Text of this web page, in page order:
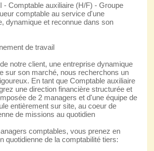
- Comptable auxiliaire (H/F) - Groupe
comptable au service d'une
dynamique et reconnue dans son
de travail
notre client, une entreprise dynamique
sur son marché, nous recherchons un
En tant que Comptable auxiliaire
une direction financière structurée et
de 2 managers et d'une équipe de
entièrement sur site, au coeur de
de missions au quotidien
comptables, vous prenez en
quotidienne de la comptabilité tiers: